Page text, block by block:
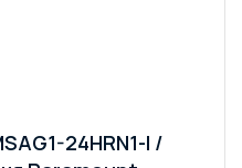
24HRN1-I /